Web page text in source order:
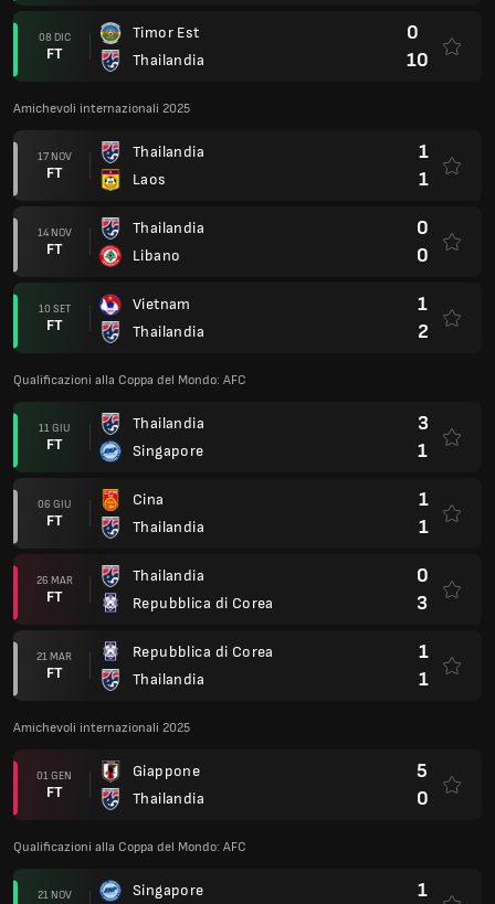
08 DIC
FT
Timor Est
Thailandia
0
10
Amichevoli internazionali 2025
17 NOV
FT
Thailandia
Laos
1
1
14 NOV
FT
Thailandia
Libano
0
0
10 SET
FT
Vietnam
Thailandia
1
2
Qualificazioni alla Coppa del Mondo: AFC
11 GIU
FT
Thailandia
Singapore
3
1
06 GIU
FT
Cina
Thailandia
1
1
26 MAR
FT
Thailandia
Repubblica di Corea
0
3
21 MAR
FT
Repubblica di Corea
Thailandia
1
1
Amichevoli internazionali 2025
01 GEN
FT
Giappone
Thailandia
5
0
Qualificazioni alla Coppa del Mondo: AFC
21 NOV Singapore 1